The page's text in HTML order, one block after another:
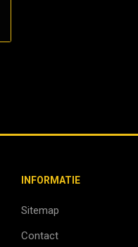
INFORMATIE
Sitemap
Contact